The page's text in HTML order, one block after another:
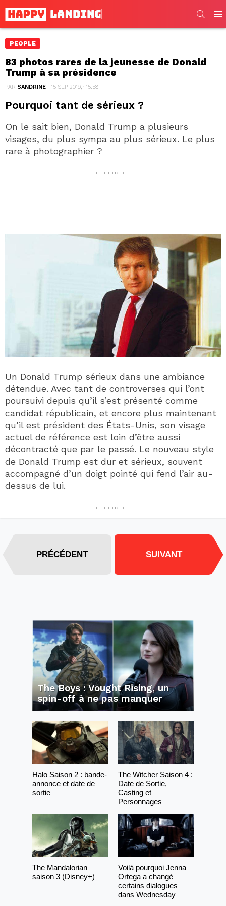
PEOPLE
83 photos rares de la jeunesse de Donald
Trump à sa présidence
PAR SANDRINE 15 SEP 2019, · 15:58
Pourquoi tant de sérieux ?
On le sait bien, Donald Trump a plusieurs
visages, du plus sympa au plus sérieux. Le plus
rare à photographier ?
PUBLICITÉ
Un Donald Trump sérieux dans une ambiance
détendue. Avec tant de controverses qui l’ont
poursuivi depuis qu’il s’est présenté comme
candidat républicain, et encore plus maintenant
qu’il est président des États-Unis, son visage
actuel de référence est loin d’être aussi
décontracté que par le passé. Le nouveau style
de Donald Trump est dur et sérieux, souvent
accompagné d’un doigt pointé qui fend l’air au-
dessus de lui.
PUBLICITÉ
PRÉCÉDENT SUIVANT
The Boys : Vought Rising, un
spin-off à ne pas manquer
Halo Saison 2 : bande-
annonce et date de
sortie
The Witcher Saison 4 :
Date de Sortie,
Casting et
Personnages
The Mandalorian
saison 3 (Disney+)
Voilà pourquoi Jenna
Ortega a changé
certains dialogues
dans Wednesday